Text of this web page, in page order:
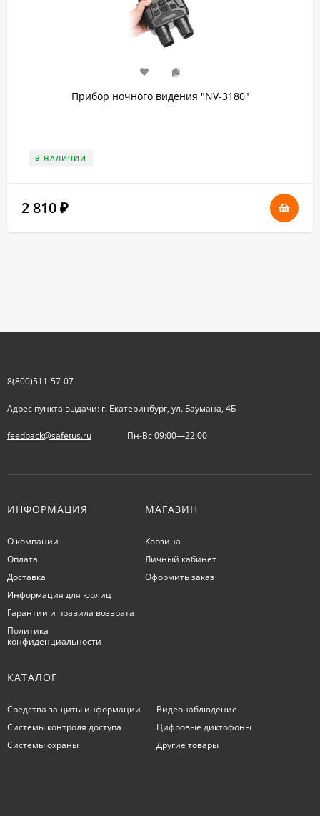
Прибор ночного видения "NV-3180"
В НАЛИЧИИ
2 810 ₽
8(800)511-57-07
Адрес пункта выдачи: г. Екатеринбург, ул. Баумана, 4Б
feedback@safetus.ru Пн-Вс 09:00—22:00
ИНФОРМАЦИЯ
О компании
Оплата
Доставка
Информация для юрлиц
Гарантии и правила возврата
Политика
конфиденциальности
МАГАЗИН
Корзина
Личный кабинет
Оформить заказ
КАТАЛОГ
Средства защиты информации
Системы контроля доступа
Системы охраны
Видеонаблюдение
Цифровые диктофоны
Другие товары